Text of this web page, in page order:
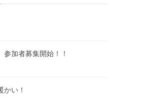
加者募集開始！！
かい！